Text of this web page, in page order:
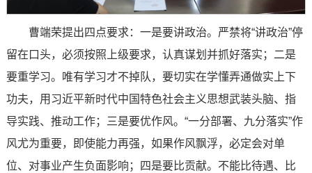
曹端荣提出四点要求：一是要讲政治。严禁将“讲政治”停
留在口头，必须按照上级要求，认真谋划并抓好落实；二是
要重学习。唯有学习才不掉队，要切实在学懂弄通做实上下
功夫，用习近平新时代中国特色社会主义思想武装头脑、指
导实践、推动工作；三是要优作风。“一分部署、九分落实”作
风尤为重要，即使能力再强，如果作风飘浮，必定会对单
位、对事业产生负面影响；四是要比贡献。不能比待遇、比